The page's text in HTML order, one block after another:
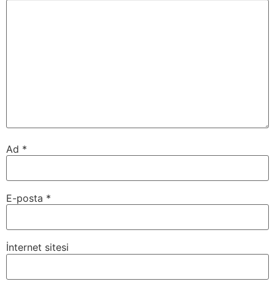
Ad *
E-posta *
İnternet sitesi